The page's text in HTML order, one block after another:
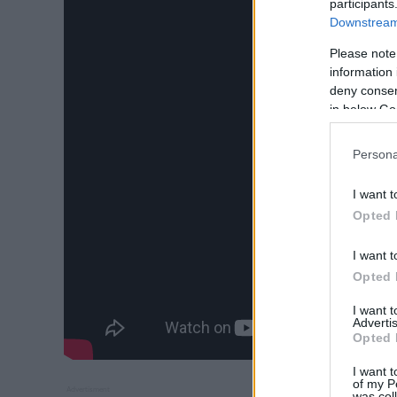
Please
information
deny
in below
I want
Opted
I want
Opted
I want
Opted
I want
of my